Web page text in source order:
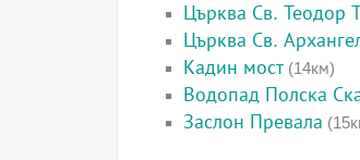
Църква Св. Теодор
Църква Св.
Кадин мост(14км)
Водопад Полска
Заслон Превала